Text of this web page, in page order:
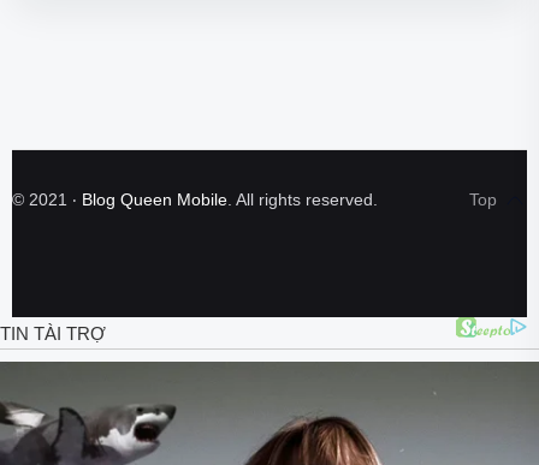
© 2021 ‧ Blog Queen Mobile . All rights reserved.